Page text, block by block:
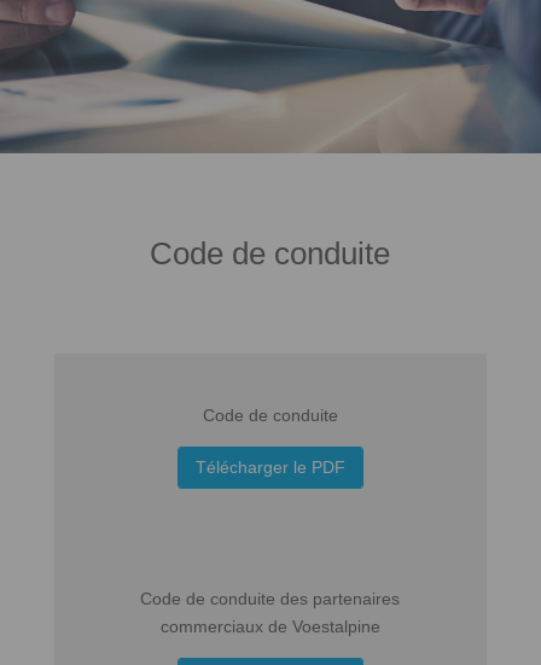
Code de conduite
Code de conduite
Télécharger le PDF
Code de conduite des partenaires
commerciaux de Voestalpine